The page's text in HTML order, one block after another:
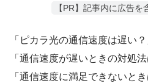
【PR】記事内に広告
「ピカラ光の通信速度は遅い？
「通信速度が遅いときの対処法
「通信速度に満足できないとき